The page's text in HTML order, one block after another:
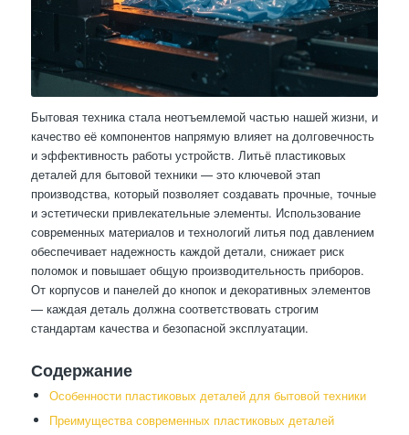
Бытовая техника стала неотъемлемой частью нашей жизни, и
качество её компонентов напрямую влияет на долговечность
и эффективность работы устройств. Литьё пластиковых
деталей для бытовой техники — это ключевой этап
производства, который позволяет создавать прочные, точные
и эстетически привлекательные элементы. Использование
современных материалов и технологий литья под давлением
обеспечивает надежность каждой детали, снижает риск
поломок и повышает общую производительность приборов.
От корпусов и панелей до кнопок и декоративных элементов
— каждая деталь должна соответствовать строгим
стандартам качества и безопасной эксплуатации.
Содержание
Особенности пластиковых деталей для бытовой техники
Преимущества современных пластиковых деталей